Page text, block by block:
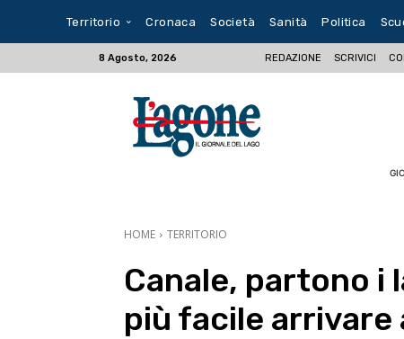
Territorio Cronaca Società Sanità Politica
8 Agosto, 2026 REDAZIONE SCRIVICI
HOME TERRITORIO
Canale, partono i
più facile arrivare